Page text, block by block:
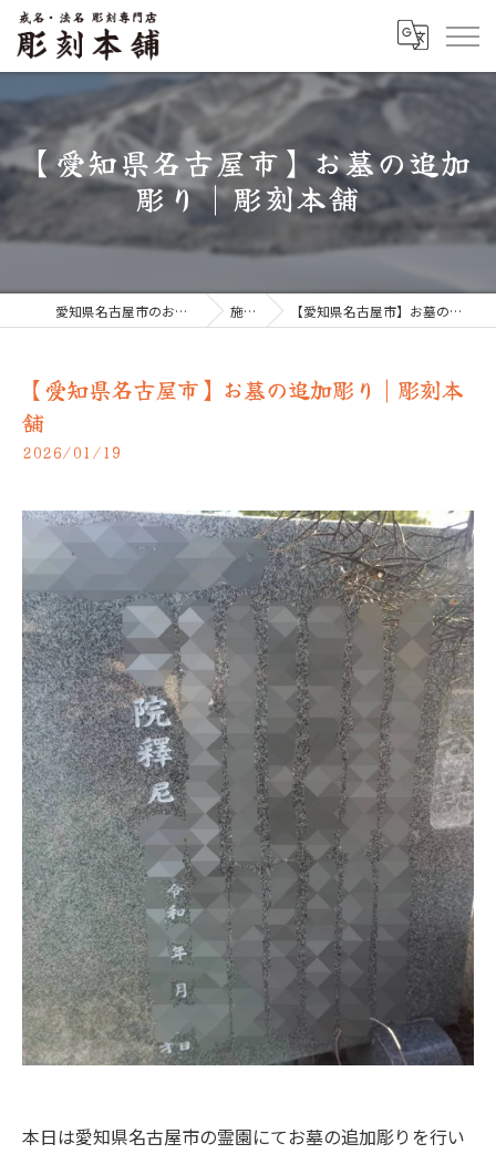
【愛知県名古屋市】お墓の追加
彫り | 彫刻本舗
愛知県名古屋市のお墓なら彫刻本舗 施工例 【愛知県名古屋市】お墓の追加彫り | 彫刻本舗
【愛知県名古屋市】お墓の追加彫り | 彫刻本
舗
2026/01/19
本日は愛知県名古屋市の霊園にてお墓の追加彫りを行い